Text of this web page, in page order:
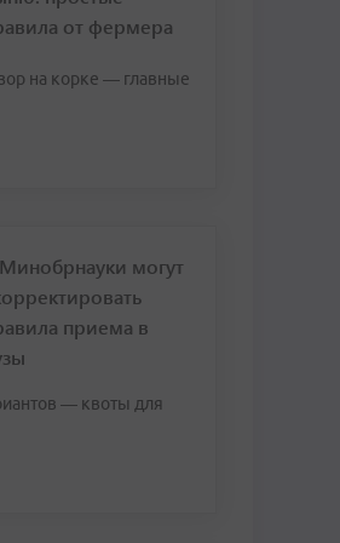
от фермера
на корке — главные
могут
приема в
— квоты для